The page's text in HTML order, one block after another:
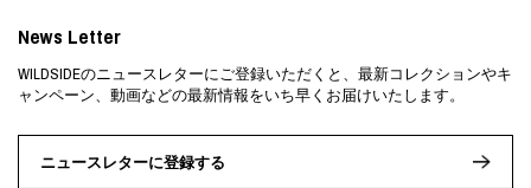
News Letter
WILDSIDEのニュースレターにご登録いただくと、最新コレクションやキ
ャンペーン、動画などの最新情報をいち早くお届けいたします。
ニュースレターに登録する